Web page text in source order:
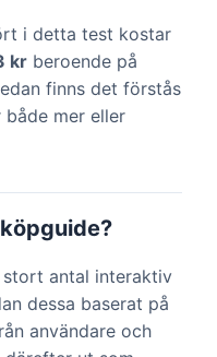
i detta test kostar
kr beroende på
finns det förstås
mer eller
antal interaktiv
dessa baserat på
användare och